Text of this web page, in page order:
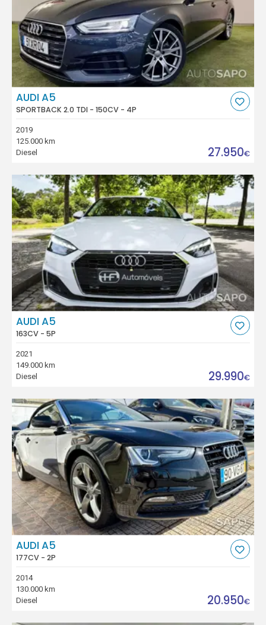
AUDI A5
SPORTBACK 2.0 TDI - 150CV - 4P
2019
125.000 km
Diesel
27.950€
AUDI A5
163CV - 5P
2021
149.000 km
Diesel
29.990€
AUDI A5
177CV - 2P
2014
130.000 km
Diesel
20.950€